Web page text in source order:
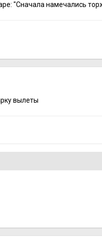
"Сначала намечались
вылеты